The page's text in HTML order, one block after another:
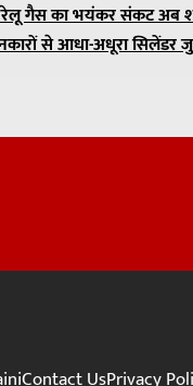
गैस का भयंकर संकट अब
से आधा-अधूरा सिलेंडर
Contact UsPrivacy